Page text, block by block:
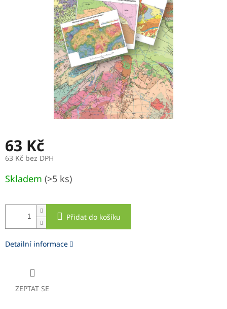
63 Kč
63 Kč bez DPH
cena:
Skladem (>5 ks)
Přidat do košíku
Detailní informace
ZEPTAT SE